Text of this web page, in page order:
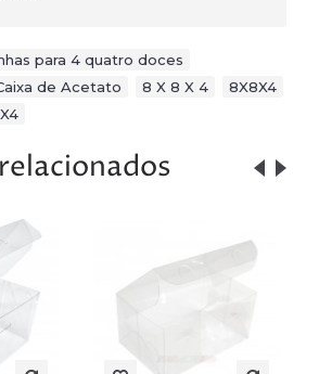
para 4 quatro doces
de Acetato 8 X 8 X 4 8X8X4